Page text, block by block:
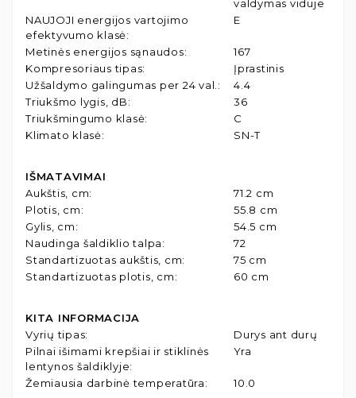
valdymas viduje
NAUJOJI energijos vartojimo
efektyvumo klasė:
E
Metinės energijos sąnaudos:
167
Kompresoriaus tipas:
Įprastinis
Užšaldymo galingumas per 24 val. :
4.4
Triukšmo lygis, dB:
36
Triukšmingumo klasė:
C
Klimato klasė: SN-T
IŠMATAVIMAI
Aukštis, cm:
71.2 cm
Plotis, cm:
55.8 cm
Gylis, cm:
54.5 cm
Naudinga šaldiklio talpa:
72
Standartizuotas aukštis, cm:
75 cm
Standartizuotas plotis, cm: 60 cm
KITA INFORMACIJA
Vyrių tipas:
Durys ant durų
Pilnai išimami krepšiai ir stiklinės
lentynos šaldiklyje:
Yra
Žemiausia darbinė temperatūra: 10.0